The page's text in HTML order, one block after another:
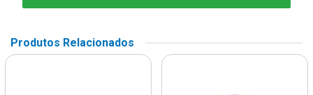
Produtos Relacionados